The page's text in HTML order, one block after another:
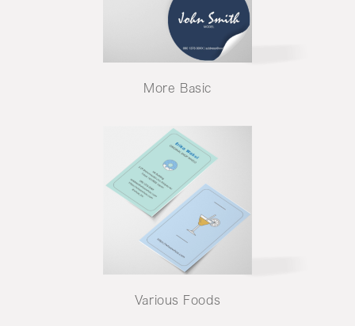
More Basic
Various Foods